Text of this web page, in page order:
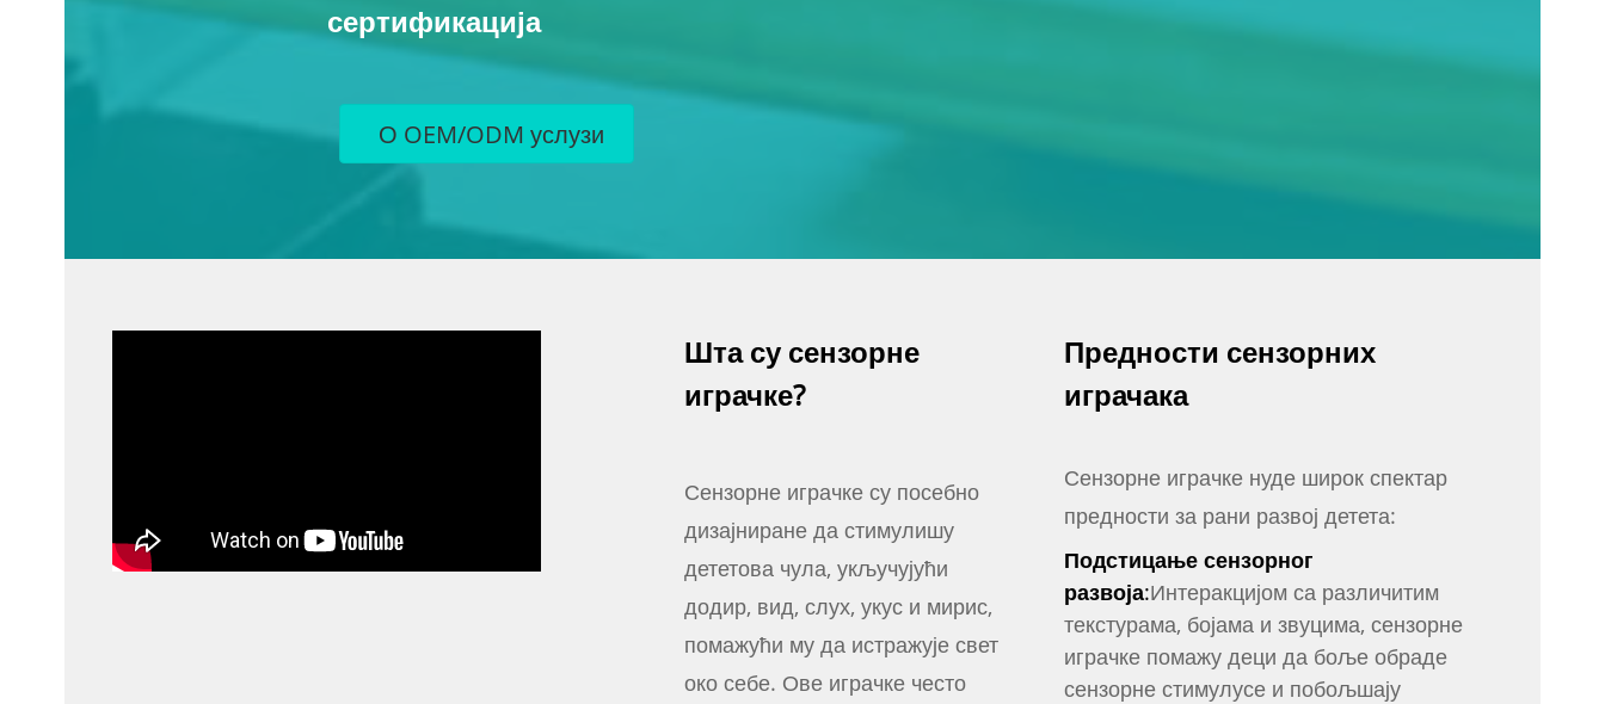
сертификација
О OEM/ODM услузи
Шта су сензорне
играчке?
Сензорне играчке су посебно
дизајниране да стимулишу
дететова чула, укључујући
додир, вид, слух, укус и мирис,
помажући му да истражује свет
око себе. Ове играчке често
Предности сензорних
играчака
Сензорне играчке нуде широк спектар
предности за рани развој детета:
Подстицање сензорног
развоја:Интеракцијом са различитим
текстурама, бојама и звуцима, сензорне
играчке помажу деци да боље обраде
сензорне стимулусе и побољшају